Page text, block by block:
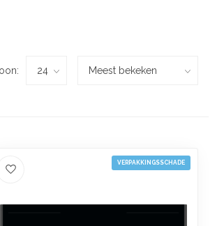
VERPAKKINGSSCHADE